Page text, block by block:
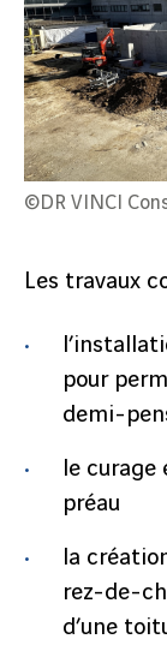
©DR VINCI
Les travaux
pour
demi-
le
préau
la
rez-de-
d’une